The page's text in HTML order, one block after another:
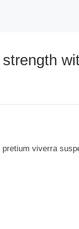
viverra